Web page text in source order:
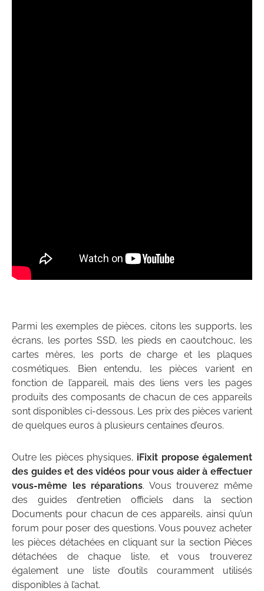
Parmi les exemples de pièces, citons les supports, les
écrans, les portes SSD, les pieds en caoutchouc, les
cartes mères, les ports de charge et les plaques
cosmétiques. Bien entendu, les pièces varient en
fonction de l’appareil, mais des liens vers les pages
produits des composants de chacun de ces appareils
sont disponibles ci-dessous. Les prix des pièces varient
de quelques euros à plusieurs centaines d’euros.
Outre les pièces physiques, iFixit propose également
des guides et des vidéos pour vous aider à effectuer
vous-même les réparations. Vous trouverez même
des guides d’entretien officiels dans la section
Documents pour chacun de ces appareils, ainsi qu’un
forum pour poser des questions. Vous pouvez acheter
les pièces détachées en cliquant sur la section Pièces
détachées de chaque liste, et vous trouverez
également une liste d’outils couramment utilisés
disponibles à l’achat.